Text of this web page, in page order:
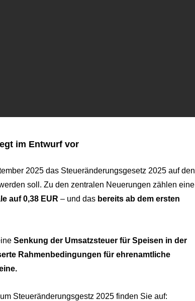
im Entwurf vor
2025 das Steueränderungsgesetz 2025 auf den
soll. Zu den zentralen Neuerungen zählen eine
auf 0,38 EUR – und das bereits ab dem ersten
Senkung der Umsatzsteuer für Speisen in der
Rahmenbedingungen für ehrenamtliche
Steueränderungsgestz 2025 finden Sie auf: